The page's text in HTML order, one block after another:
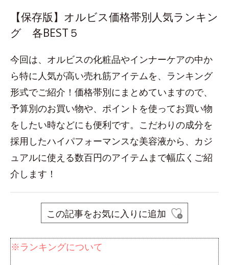
【保存版】オルビス価格帯別人気ランキン
グ 各BEST５
今回は、オルビスの化粧品やインナーケアの中か
ら特に人気が高い売れ筋アイテムを、ランキング
形式でご紹介！価格帯別にまとめていますので、
予算別のお買い物や、ポイントを使ってお買い物
をしたい時などにも便利です。こだわりの成分を
採用したハイパフォーマンスな美容液から、カジ
ュアルに使える数百円のアイテムまで幅広くご紹
介します！
この記事をお気に入りに追加
※ランキングについて